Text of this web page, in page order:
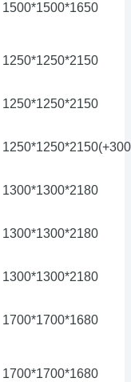
1500*1500*1650
1250*1250*2150
1250*1250*2150
1300*1300*2180
1300*1300*2180
1300*1300*2180
1700*1700*1680
1700*1700*1680